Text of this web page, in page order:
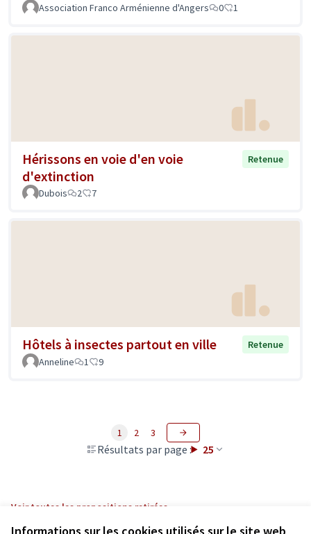
Association Franco Arménienne d'Angers 0 1
Hérissons en voie d'en voie
d'extinction
Retenue
Dubois 2 7
Hôtels à insectes partout en ville
Retenue
Anneline
1 9
Résultats par page : 25
1 2 3
Voir toutes les propositions retirées